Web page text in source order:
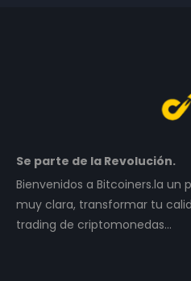
Se parte de la Revolución.
Bienvenidos a Bitcoiners.la
muy clara, transformar tu
trading de criptomonedas…